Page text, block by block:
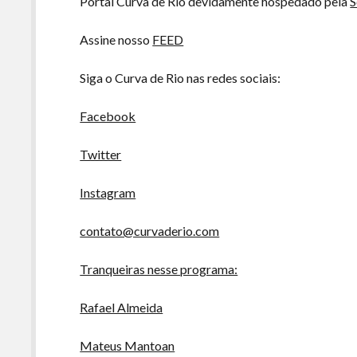
Assine nosso FEED
Siga o Curva de Rio nas redes sociais:
Facebook
Twitter
Instagram
contato@curvaderio.com
Tranqueiras nesse programa:
Rafael Almeida
Mateus Mantoan